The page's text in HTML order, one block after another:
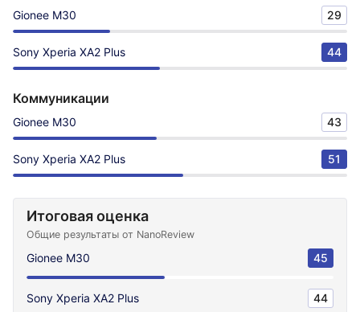
Gionee M30 29
Sony Xperia XA2 Plus 44
Коммуникации
Gionee M30 43
Sony Xperia XA2 Plus 51
Итоговая оценка
Общие результаты от NanoReview
Gionee M30 45
Sony Xperia XA2 Plus 44